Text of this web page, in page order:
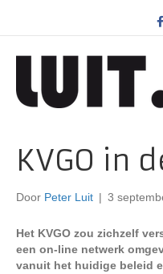
c
k
KVGO in
Door Peter Luit | 3
Het KVGO zou zichzelf
een on-line netwerk
vanuit het huidige beleid